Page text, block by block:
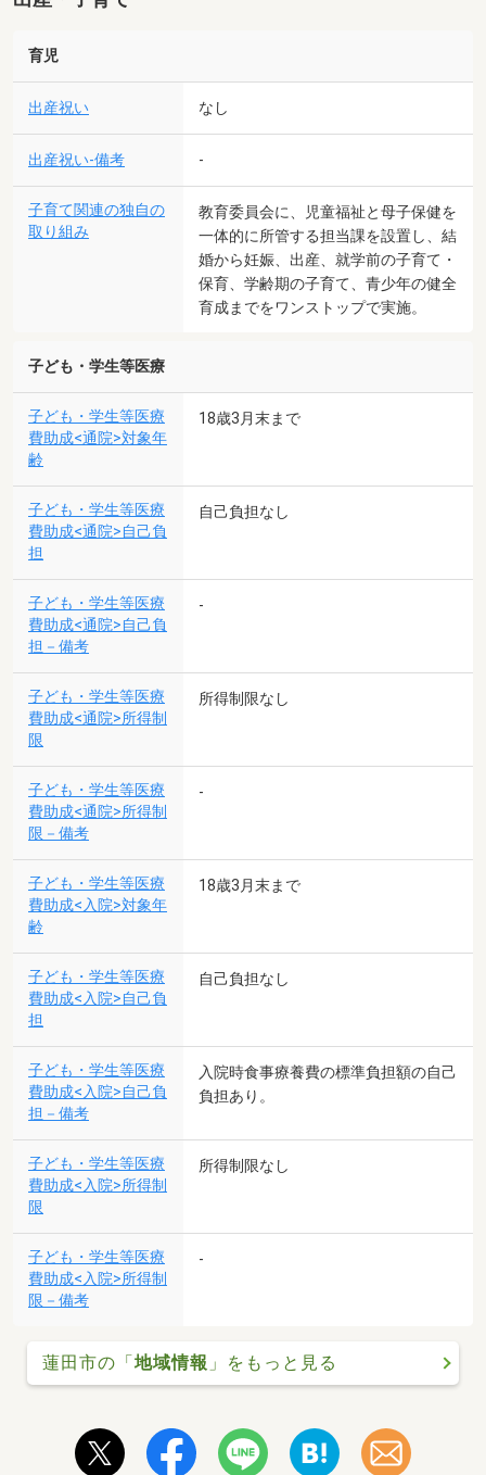
育児
出産祝い なし
出産祝い-備考 -
子育て関連の独自の
取り組み
教育委員会に、児童福祉と母子保健を
一体的に所管する担当課を設置し、結
婚から妊娠、出産、就学前の子育て・
保育、学齢期の子育て、青少年の健全
育成までをワンストップで実施。
子ども・学生等医療
子ども・学生等医療
費助成<通院>対象年
齢
18歳3月末まで
子ども・学生等医療
費助成<通院>自己負
担
自己負担なし
子ども・学生等医療
費助成<通院>自己負
担－備考
-
子ども・学生等医療
費助成<通院>所得制
限
所得制限なし
子ども・学生等医療
費助成<通院>所得制
限－備考
-
子ども・学生等医療
費助成<入院>対象年
齢
18歳3月末まで
子ども・学生等医療
費助成<入院>自己負
担
自己負担なし
子ども・学生等医療
費助成<入院>自己負
担－備考
入院時食事療養費の標準負担額の自己
負担あり。
子ども・学生等医療
費助成<入院>所得制
限
所得制限なし
子ども・学生等医療
費助成<入院>所得制
限－備考
-
蓮田市の「地域情報 」をもっと見る